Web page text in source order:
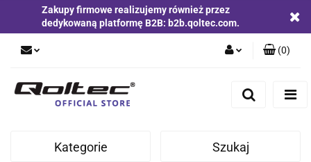
Zakupy firmowe realizujemy również przez
dedykowaną platformę B2B: b2b.qoltec.com.
Zgody cookies
(0)
Kategorie Szukaj